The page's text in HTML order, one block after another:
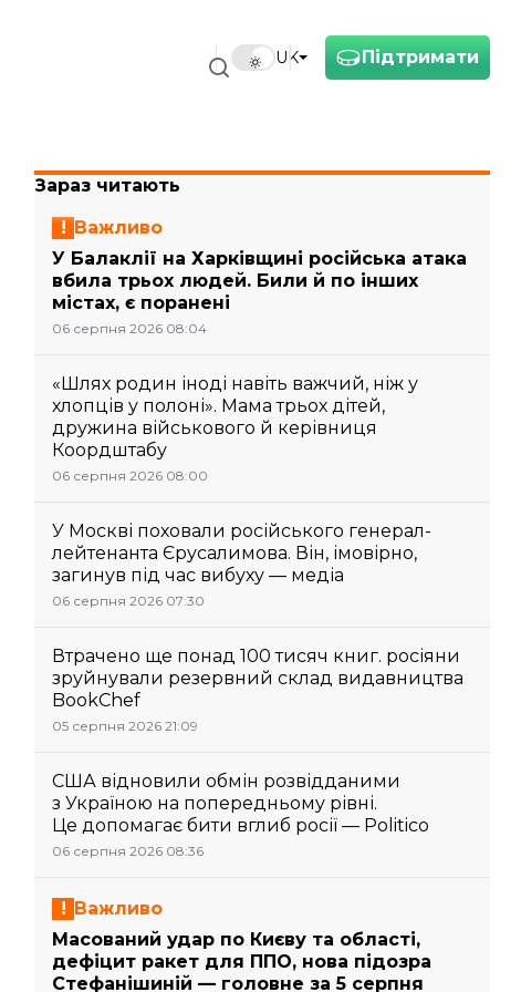
Підтримати
UK
Зараз читають
Важливо
У Балаклії на Харківщині російська атака
вбила трьох людей. Били й по інших
містах, є поранені
06 серпня 2026 08:04
«Шлях родин іноді навіть важчий, ніж у
хлопців у полоні». Мама трьох дітей,
дружина військового й керівниця
Коордштабу
06 серпня 2026 08:00
У Москві поховали російського генерал-
лейтенанта Єрусалимова. Він, імовірно,
загинув під час вибуху — медіа
06 серпня 2026 07:30
Втрачено ще понад 100 тисяч книг. росіяни
зруйнували резервний склад видавництва
BookChef
05 серпня 2026 21:09
США відновили обмін розвідданими
з Україною на попередньому рівні.
Це допомагає бити вглиб росії — Politico
06 серпня 2026 08:36
Важливо
Масований удар по Києву та області,
дефіцит ракет для ППО, нова підозра
Стефанішиній — головне за 5 серпня